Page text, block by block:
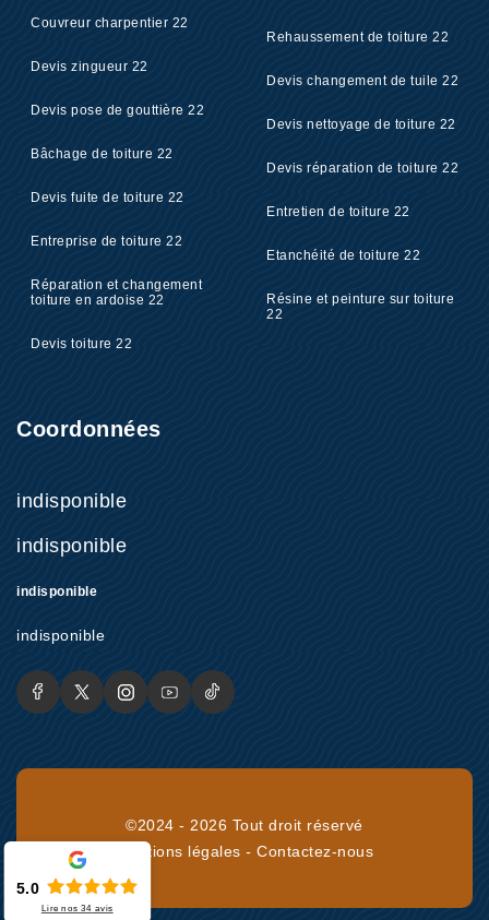
Couvreur charpentier 22
Devis zingueur 22
Devis pose de gouttière 22
Bâchage de toiture 22
Devis fuite de toiture 22
Entreprise de toiture 22
Réparation et changement
toiture en ardoise 22
Devis toiture 22
Rehaussement de toiture 22
Devis changement de tuile 22
Devis nettoyage de toiture 22
Devis réparation de toiture 22
Entretien de toiture 22
Etanchéité de toiture 22
Résine et peinture sur toiture
22
Coordonnées
indisponible
indisponible
indisponible
indisponible
©2024 - 2026 Tout droit réservé
Mentions légales -Contactez-nous
5.0
Lire nos34 avis